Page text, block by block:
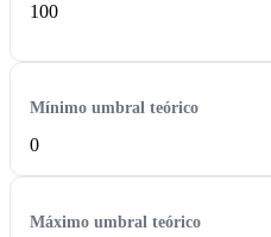
100
Mínimo umbral teórico
0
Máximo umbral teórico